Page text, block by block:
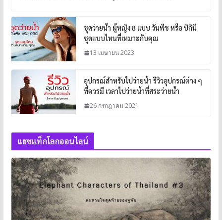
ชุดว่ายน้ำ ผู้หญิง 8 แบบ วันพีช หรือ บิกินี่
ชุดแบบไหนที่เหมาะกับคุณ
13 เมษายน 2023
อุปกรณ์สำหรับไปว่ายน้ำ รีวิวอุปกรณ์ต่าง ๆ
ที่ควรมี เวลาไปว่ายน้ำที่สระว่ายน้ำ
26 กรกฎาคม 2021
แฮชแท็กโลกออนไลน์